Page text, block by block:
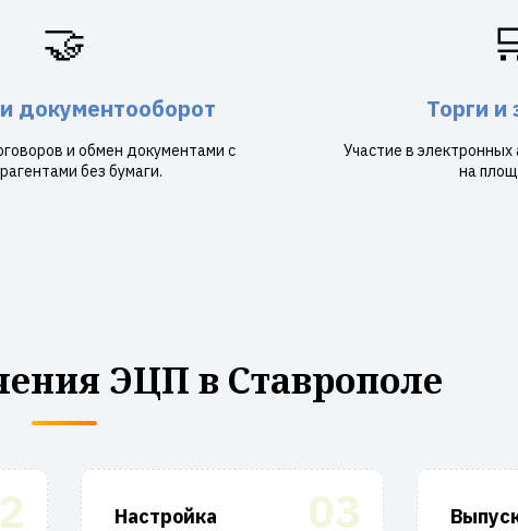
🤝
документооборот
и обмен документами с
без бумаги.
Торги и
Участие в электронных
на
ЭЦП в Ставрополе
03
Настройка